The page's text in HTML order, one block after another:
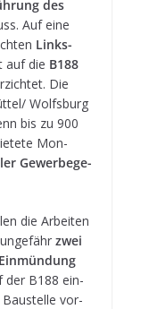
des
Auf eine
Links-
auf die B188
Die
Wolfs­burg
bis zu 900
Mon­
Gewer­be­ge­
die Arbei­ten
zwei
Ein­mün­dung
der B188 ein­
Bau­stelle vor­